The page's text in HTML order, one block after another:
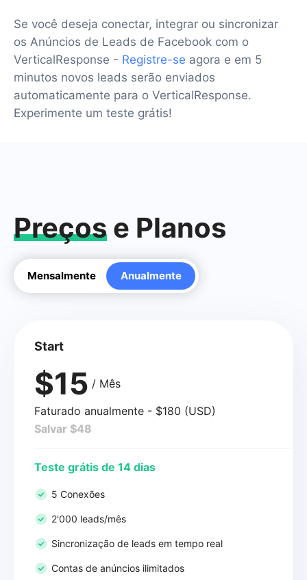
Se você deseja conectar, integrar ou sincronizar
os Anúncios de Leads de Facebook com o
VerticalResponse - Registre-se agora e em 5
minutos novos leads serão enviados
automaticamente para o VerticalResponse.
Experimente um teste grátis!
Preços e Planos
Mensalmente Anualmente
Start
$15 / Mês
Faturado anualmente - $180 (USD)
Salvar $48
Teste grátis de 14 dias
5 Conexões
2'000 leads/mês
Sincronização de leads em tempo real
Contas de anúncios ilimitados